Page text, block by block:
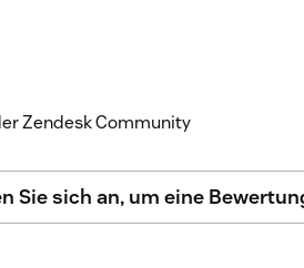
to use now!Go to your tickets,
Zendesk Community
Sie sich an, um eine